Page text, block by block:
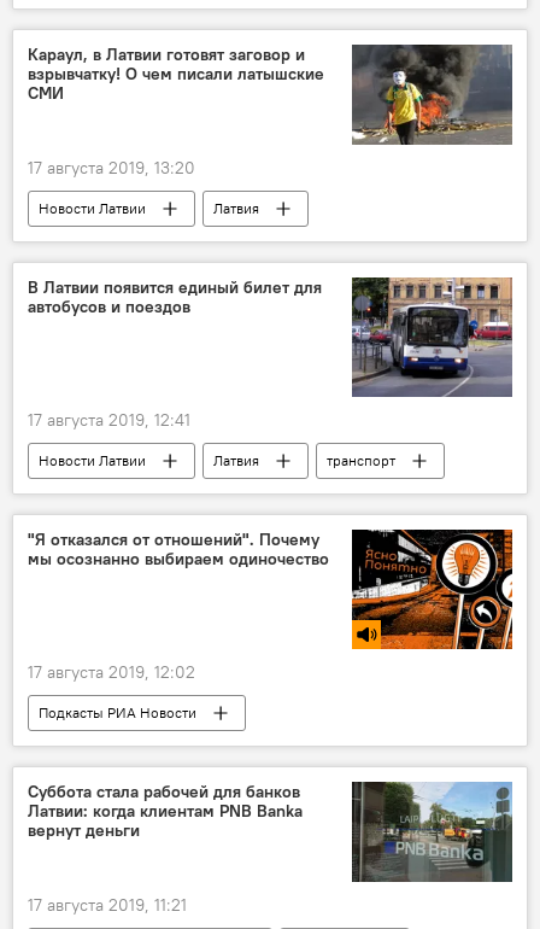
Радио Sputnik Латвия
русский язык
Караул, в Латвии готовят заговор и
взрывчатку! О чем писали латышские
СМИ
17 августа 2019, 13:20
Новости Латвии
Латвия
Рижская дума
правительство Латвии
работа
В Латвии появится единый билет для
автобусов и поездов
17 августа 2019, 12:41
Новости Латвии Латвия
транспорт
автобус
поезд
"Я отказался от отношений". Почему
мы осознанно выбираем одиночество
17 августа 2019, 12:02
Подкасты РИА Новости
Радио Sputnik Латвия
отношения
одиночество
люди
Суббота стала рабочей для банков
Латвии: когда клиентам PNB Banka
вернут деньги
17 августа 2019, 11:21